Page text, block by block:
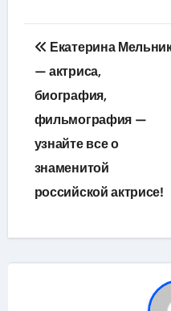
Навигация
по
записям
Екатерина
— актриса,
биография,
фильмография —
узнайте все о
знаменитой
российской актрисе!